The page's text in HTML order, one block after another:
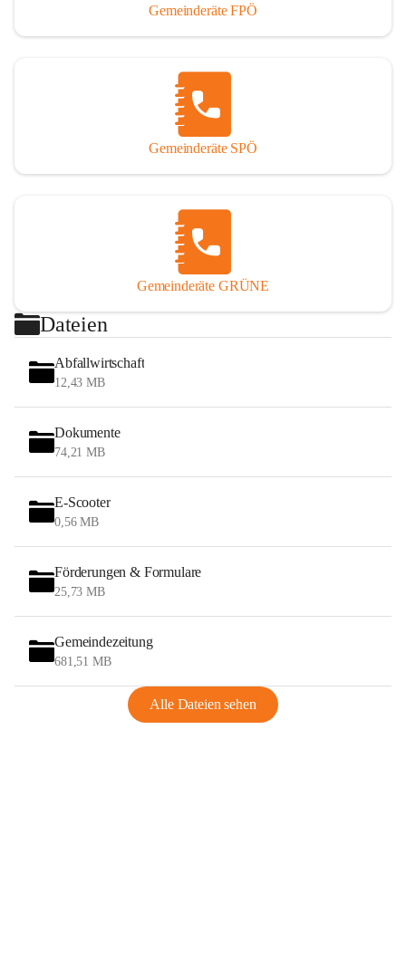
Gemeinderäte FPÖ
Gemeinderäte SPÖ
Gemeinderäte GRÜNE
Dateien
Abfallwirtschaft
12,43 MB
Dokumente
74,21 MB
E-Scooter
0,56 MB
Förderungen & Formulare
25,73 MB
Gemeindezeitung
681,51 MB
Alle Dateien sehen